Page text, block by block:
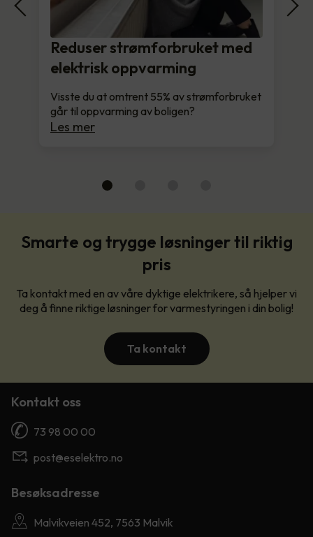
Reduser strømforbruket med
elektrisk oppvarming
Visste du at omtrent 55% av strømforbruket
går til oppvarming av boligen?
Les mer
Smarte og trygge løsninger til riktig
pris
Ta kontakt med en av våre dyktige elektrikere, så hjelper vi
deg å finne riktige løsninger for varmestyringen i din bolig!
Ta kontakt
Kontakt oss
73 98 00 00
post@eselektro.no
Besøksadresse
Malvikveien 452, 7563 Malvik